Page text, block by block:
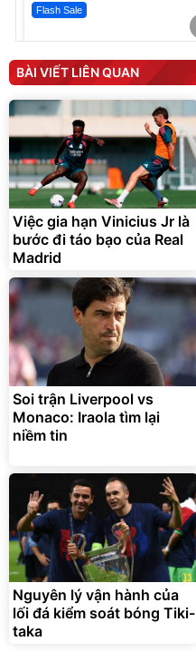
Flash Sale
Máy ép chậm trái cây
Elmich JEE 1855OL
3.000.000đ
2.143.650đ
Flash Sale
Bạt phủ xe ô tô cao cấp,
tráng nhôm 03 lớp
392.000
325.000đ
Đã bán nhiều
BÀI VIẾT LIÊN QUAN
Việc gia hạn Vinicius Jr là
bước đi táo bạo của Real
Madrid
Soi trận Liverpool vs
Monaco: Iraola tìm lại
niềm tin
Nguyên lý vận hành của
lối đá kiểm soát bóng Tiki-
taka